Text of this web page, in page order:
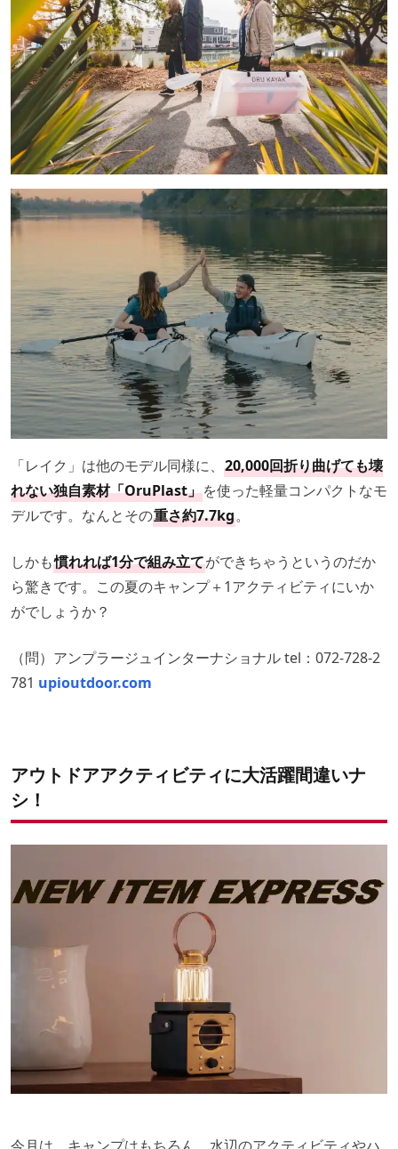
「レイク」は他のモデル同様に、 20,000回折り曲げても壊
れない独自素材「OruPlast」を使った軽量コンパクトなモ
デルです。なんとその重さ約7.7kg。
しかも慣れれば1分で組み立てができちゃうというのだか
ら驚きです。この夏のキャンプ＋1アクティビティにいか
がでしょうか？
（問）アンプラージュインターナショナル tel：072-728-2
781 upioutdoor.com
アウトドアアクティビティに大活躍間違いナ
シ！